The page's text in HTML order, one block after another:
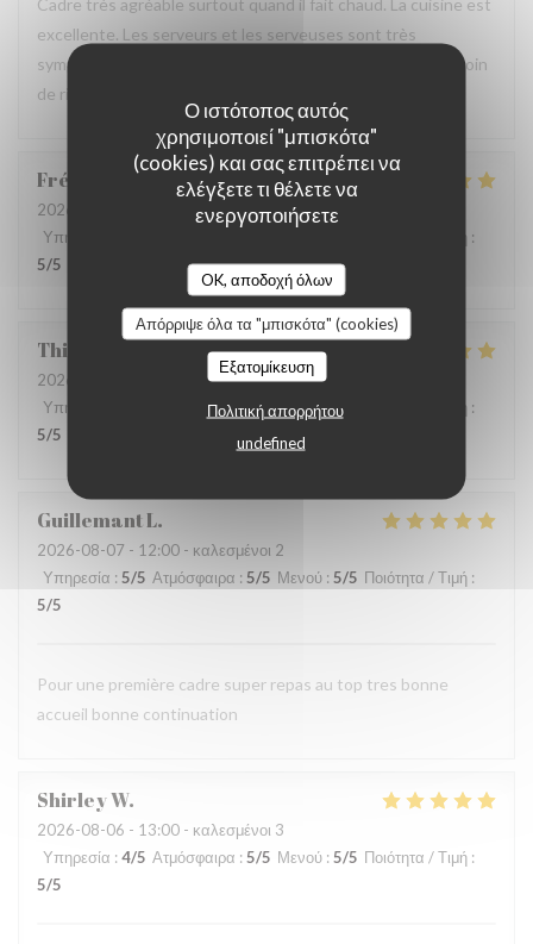
Ο ιστότοπος αυτός
χρησιμοποιεί "μπισκότα"
(cookies) και σας επιτρέπει να
ελέγξετε τι θέλετε να
ενεργοποιήσετε
OK, αποδοχή όλων
Απόρριψε όλα τα "μπισκότα" (cookies)
Εξατομίκευση
Πολιτική απορρήτου
undefined
Cadre très agréable surtout quand il fait chaud. La cuisine est
excellente. Les serveurs et les serveuses sont très
sympathiques et viennent régulièrement voir si on n'a besoin
de rien. On se sent bien dans ce restaurant.
Frédérique
2026-08-07
- 12:00 - καλεσμένοι 3
Υπηρεσία
:
5/5
Thierry
2026-08-07
- 12:15 - καλεσμένοι 4
Υπηρεσία
Ατμόσφαιρα: 4/5 Μενού:5/5 Ποιότητα / Τιμή :
5/5
GuillemantL
2026-08-07 - 12:00 - καλεσμένοι 2
Υπηρεσία : 5/5 Ατμόσφαιρα : 5/5 Μενού : 5/5 Ποιότητα / Τιμή :
5/5
Pour une première cadre super repas au top tres bonne
accueil bonne continuation
ShirleyW
2026-08-06 - 13:00 - καλεσμένοι 3
Υπηρεσία : 4/5 Ατμόσφαιρα :5/5 Μενού :5/5 Ποιότητα / Τιμή :
5/5